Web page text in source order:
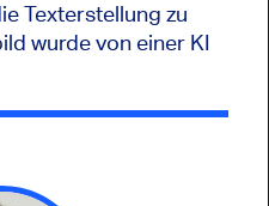
Texterstellung zu
wurde von einer KI